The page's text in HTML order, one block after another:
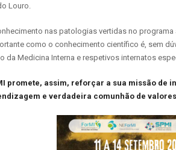
Louro.
nas patologias vertidas no
como o conhecimento científico é, sem
da Medicina Interna e respetivos internatos
promete, assim, reforçar a sua missão
e verdadeira comunhão de